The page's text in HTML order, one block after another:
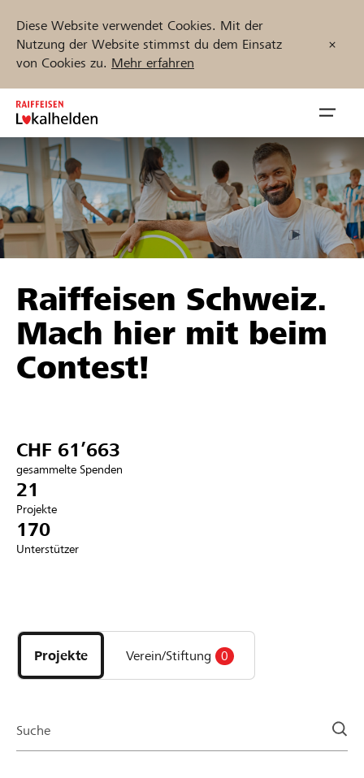
Diese Website verwendet Cookies. Mit der
Nutzung der Website stimmst du dem Einsatz
von Cookies zu. Mehr erfahren
Zum
Inhalt
springen
öffnen
Unterstützen
Hilfe & Support
Anmelden
Registrieren
Projekte und Organisationen finden
Jetzt starten
Raiffeisen Schweiz.
Mach hier mit beim
Contest!
CHF 61’663
gesammelte Spenden
21
Projekte
170
Unterstützer
Projekte
und
Organisationen
Projekte Verein/Stiftung 0
Suche